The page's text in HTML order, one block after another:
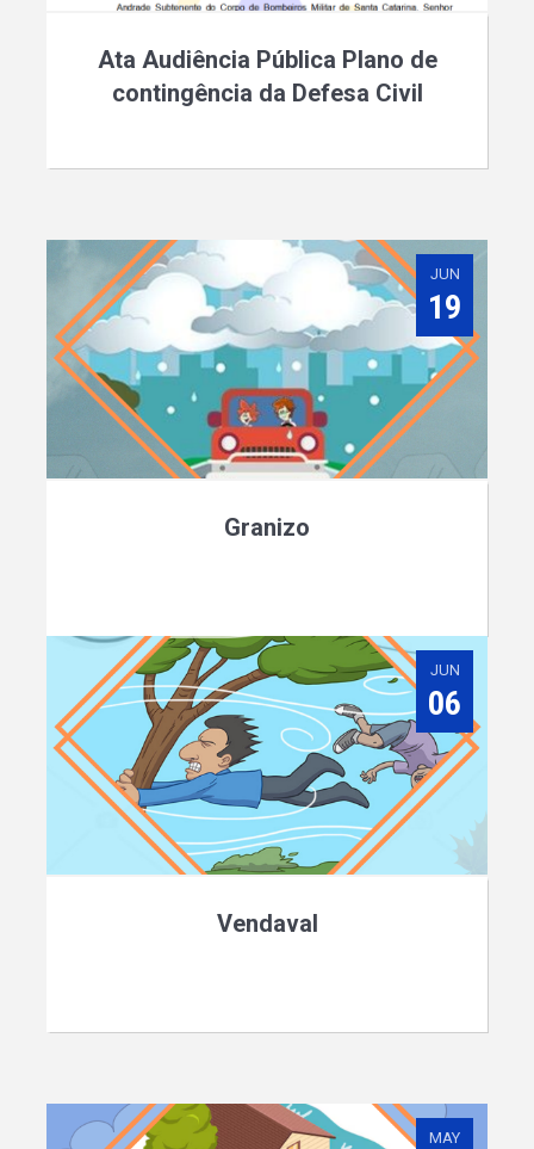
Ata Audiência Pública Plano de
contingência da Defesa Civil
JUN
19
Granizo
JUN
06
Vendaval
MAY